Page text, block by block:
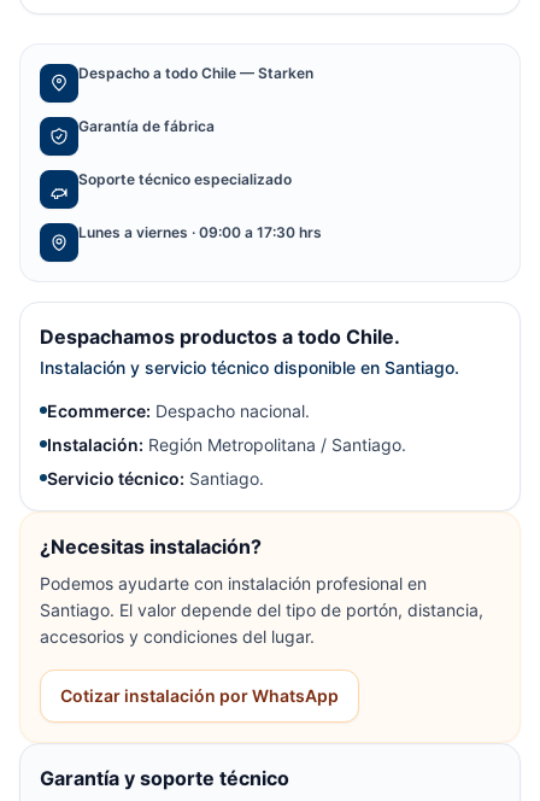
Despacho a todo Chile — Starken
Garantía de fábrica
Soporte técnico especializado
Lunes a viernes · 09:00 a 17:30 hrs
Despachamos productos a todo Chile.
Instalación y servicio técnico disponible en Santiago.
Ecommerce: Despacho nacional.
Instalación: Región Metropolitana / Santiago.
Servicio técnico: Santiago.
¿Necesitas instalación?
Podemos ayudarte con instalación profesional en
Santiago. El valor depende del tipo de portón, distancia,
accesorios y condiciones del lugar.
Cotizar instalación por WhatsApp
Garantía y soporte técnico